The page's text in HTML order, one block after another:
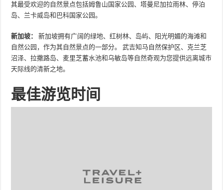
其最受欢迎的自然景点包括姆鲁山国家公园、塔曼尼加拉雨林、停泊
岛、兰卡威岛和巴科国家公园。
新加坡：
新加坡拥有广阔的绿地、红树林、岛屿、阳光明媚的海滩和
自然公园，作为其自然景点的一部分。 武吉知马自然保护区、克兰芝
沼泽、拉撒路岛、麦里芝蓄水池和乌敏岛等自然奇观为您提供远离城市
天际线的清新之地。
最佳游览时间